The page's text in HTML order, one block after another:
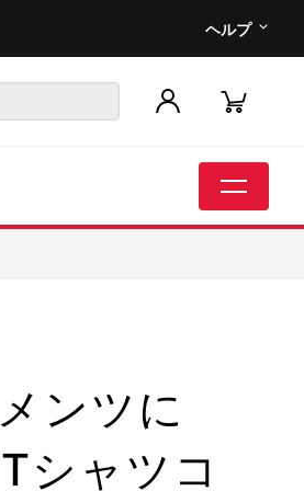
ヘルプ
ンツに
シャツコ